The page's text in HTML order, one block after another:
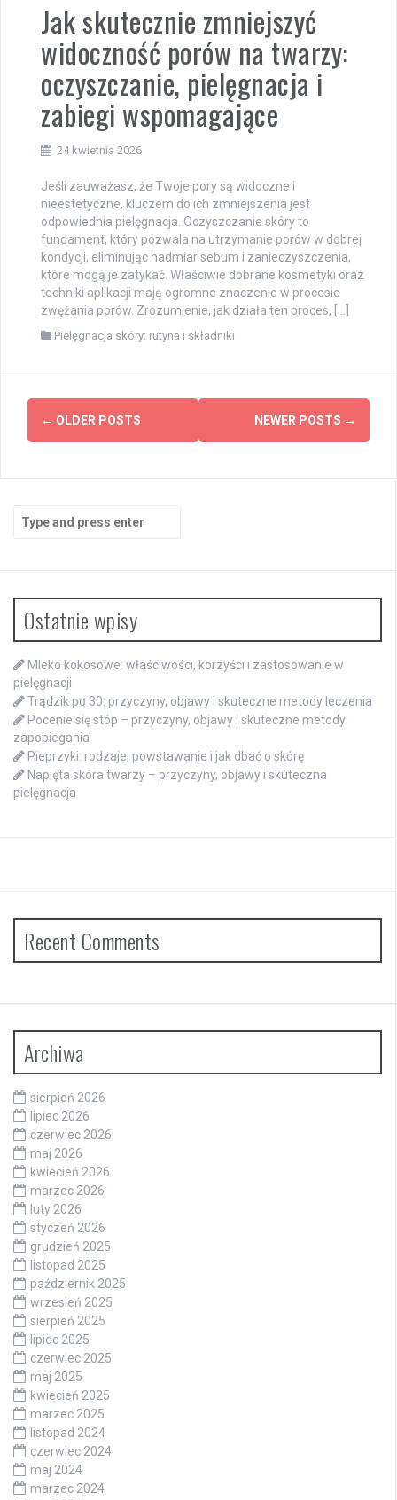
Jak skutecznie zmniejszyć
widoczność porów na twarzy:
oczyszczanie, pielęgnacja i
zabiegi wspomagające
24 kwietnia 2026
Jeśli zauważasz, że Twoje pory są widoczne i
nieestetyczne, kluczem do ich zmniejszenia jest
odpowiednia pielęgnacja. Oczyszczanie skóry to
fundament, który pozwala na utrzymanie porów w dobrej
kondycji, eliminując nadmiar sebum i zanieczyszczenia,
które mogą je zatykać. Właściwie dobrane kosmetyki oraz
techniki aplikacji mają ogromne znaczenie w procesie
zwężania porów. Zrozumienie, jak działa ten proces, […]
Pielęgnacja skóry: rutyna i składniki
Posts
navigation
← OLDER POSTS NEWER POSTS →
for:
Ostatnie wpisy
Mleko kokosowe: właściwości, korzyści i zastosowanie w
pielęgnacji
Trądzik po 30: przyczyny, objawy i skuteczne metody leczenia
Pocenie się stóp – przyczyny, objawy i skuteczne metody
zapobiegania
Pieprzyki: rodzaje, powstawanie i jak dbać o skórę
Napięta skóra twarzy – przyczyny, objawy i skuteczna
pielęgnacja
Recent Comments
Archiwa
sierpień 2026
lipiec 2026
czerwiec 2026
maj 2026
kwiecień 2026
marzec 2026
luty 2026
styczeń 2026
grudzień 2025
listopad 2025
październik 2025
wrzesień 2025
sierpień 2025
lipiec 2025
czerwiec 2025
maj 2025
kwiecień 2025
marzec 2025
listopad 2024
czerwiec 2024
maj 2024
marzec 2024